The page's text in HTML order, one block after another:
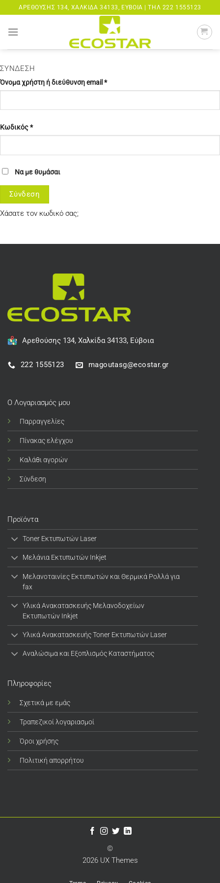
Μετάβαση
στο
περιεχόμενο
ΑΡΕΘΟΎΣΗΣ 134, ΧΑΛΚΊΔΑ 34133, ΕΎΒΟΙΑ |ΤΗΛ 222 1555123
ΣΎΝΔΕΣΗ
Όνομα χρήστη ή διεύθυνση email *Απαιτείται
Κωδικός*Απαιτείται
Να με θυμάσαι
Σύνδεση
Χάσατε τον κωδικό σας;
Αρεθούσης 134, Χαλκίδα 34133, Εύβοια
222 1555123 magoutasg@ecostar.gr
Ο Λογαριασμός μου
Παρραγγελίες
Πίνακας ελέγχου
Καλάθι αγορών
Σύνδεση
Προϊόντα
Toner Εκτυπωτών Laser
Μελάνια Εκτυπωτών Inkjet
Μελανοταινίες Εκτυπωτών και Θερμικά Ρολλά για
fax
Υλικά Ανακατασκευής Μελανοδοχείων
Εκτυπωτών Inkjet
Υλικά Ανακατασκευής Toner Εκτυπωτών Laser
Αναλώσιμα και Εξοπλισμός Καταστήματος
Πληροφορίες
Σχετικά με εμάς
Τραπεζικοί λογαριασμοί
Όροι χρήσης
Πολιτική απορρήτου
©
2026 UX Themes